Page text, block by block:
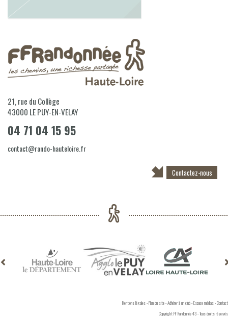
21, rue du Collège
43000 LE PUY-EN-VELAY
04 71 04 15 95
contact@rando-hauteloire.fr
Contactez-nous
Mentions légales-Plan du site-Adhérer à un club-Espace médias-Contact
Copyright FF Randonnée 43 - Tous droits réservés